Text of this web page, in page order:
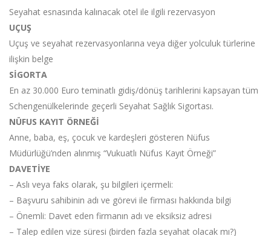
Seyahat esnasında kalınacak otel ile ilgili rezervasyon
UÇUŞ
Uçuş ve seyahat rezervasyonlarına veya diğer yolculuk türlerine
ilişkin belge
SİGORTA
En az 30.000 Euro teminatlı gidiş/dönüş tarihlerini kapsayan tüm
Schengenülkelerinde geçerli Seyahat Sağlık Sigortası.
NÜFUS KAYIT ÖRNEĞİ
Anne, baba, eş, çocuk ve kardeşleri gösteren Nüfus
Müdürlüğü’nden alınmış “Vukuatlı Nüfus Kayıt Örneği”
DAVETİYE
– Aslı veya faks olarak, şu bilgileri içermeli:
– Başvuru sahibinin adı ve görevi ile firması hakkında bilgi
– Önemli: Davet eden firmanın adı ve eksiksiz adresi
– Talep edilen vize süresi (birden fazla seyahat olacak mı?)